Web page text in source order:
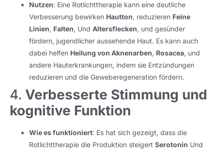
Nutzen: Eine Rotlichttherapie kann eine deutliche
Verbesserung bewirken Hautton, reduzieren Feine
Linien, Falten, Und Altersflecken, und gesünder
fördern, jugendlicher aussehende Haut. Es kann auch
dabei helfen Heilung von Aknenarben, Rosacea, und
andere Hauterkrankungen, indem sie Entzündungen
reduzieren und die Geweberegeneration fördern.
4. Verbesserte Stimmung und
kognitive Funktion
Wie es funktioniert: Es hat sich gezeigt, dass die
Rotlichttherapie die Produktion steigert Serotonin Und